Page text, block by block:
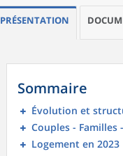
PRÉSENTATION
Sommaire
Évolution et
Couples - Familles
Logement en 2023